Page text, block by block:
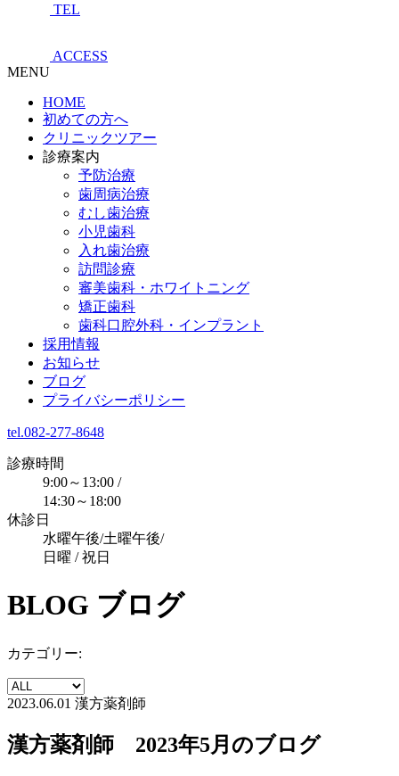
TEL
ACCESS
MENU
HOME
初めての方へ
クリニックツアー
診療案内
予防治療
歯周病治療
むし歯治療
小児歯科
入れ歯治療
訪問診療
審美歯科・ホワイトニング
矯正歯科
歯科口腔外科・インプラント
採用情報
お知らせ
ブログ
プライバシーポリシー
tel.082-277-8648
診療時間
9:00～13:00 /
14:30～18:00
休診日
水曜午後/土曜午後/
日曜 / 祝日
BLOG ブログ
カテゴリー:
2023.06.01 漢方薬剤師
漢方薬剤師 2023年5月のブログ